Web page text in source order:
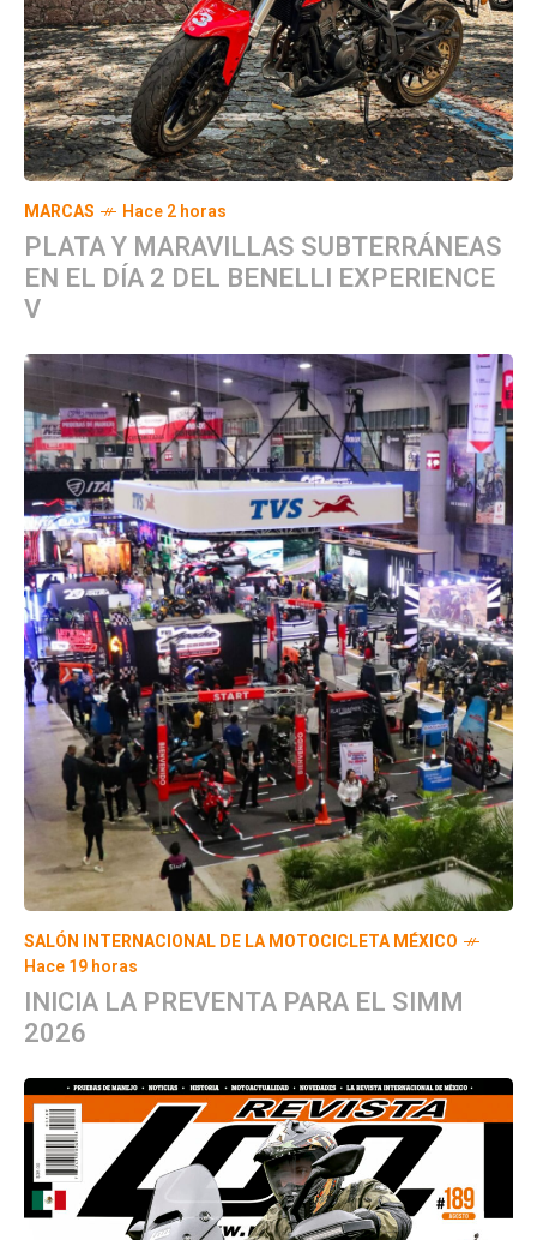
MARCAS Hace 2 horas
PLATA Y MARAVILLAS SUBTERRÁNEAS
EN EL DÍA 2 DEL BENELLI EXPERIENCE
V
SALÓN INTERNACIONAL DE LA MOTOCICLETA MÉXICO
Hace 19 horas
INICIA LA PREVENTA PARA EL SIMM
2026